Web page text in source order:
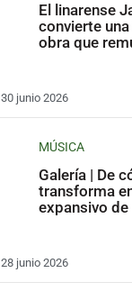
El linarense
convierte
obra que
30 junio 2026
MÚSICA
Galería | De
transforma
expansivo
28 junio 2026